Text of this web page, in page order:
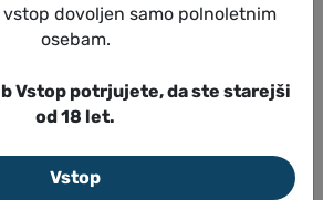
dovoljen samo polnoletnim
osebam.
Vstop potrjujete, da ste starejši
od 18 let.
Vstop